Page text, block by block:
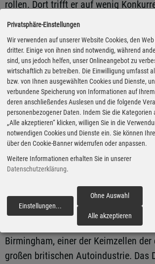
rollen. Dort trifft er auf wenig
sind selten geworden. Mit
noch seltener. Und einen elektrischen
es gar nicht. Denn der elektrische
kommt erst im nächsten Jahr.
Was ein Roadster mit Elektroantrieb
bis dahin schon mal der Cyberster:
Sehr direkt lenkt der Cyberster ein,
explosiv aus jeder Kurve heraus und
Der tiefe Schwerpunkt, der Batterie im
Roadster!
Entwickelt wurde der Cyberster in
Birmingham, einer der Keimzellen
großen britischen Autoindustrie. Das
Privatsphäre-Einstellungen
Wir verwenden auf unserer Website Cookies, den
dritter. Einige von ihnen sind notwendig, während
sind, uns jedoch helfen, unser Onlineangebot zu
wirtschaftlich zu betreiben. Die Einwilligung umfasst
bzw. von Ihnen ausgewählten Cookies und Dienste,
verbundene Speicherung von Informationen auf
deren anschließendes Auslesen und die folgende
personenbezogener Daten. Indem Sie die Kategorien
„Alle akzeptieren“ klicken, willigen Sie in die
notwendigen Cookies und Dienste ein. Sie können
über den Cookie-Banner widerrufen oder anpassen.
Weitere Informationen erhalten Sie in unserer
Datenschutzerklärung.
Einstellungen...
Ohne Auswahl
Alle akzeptieren